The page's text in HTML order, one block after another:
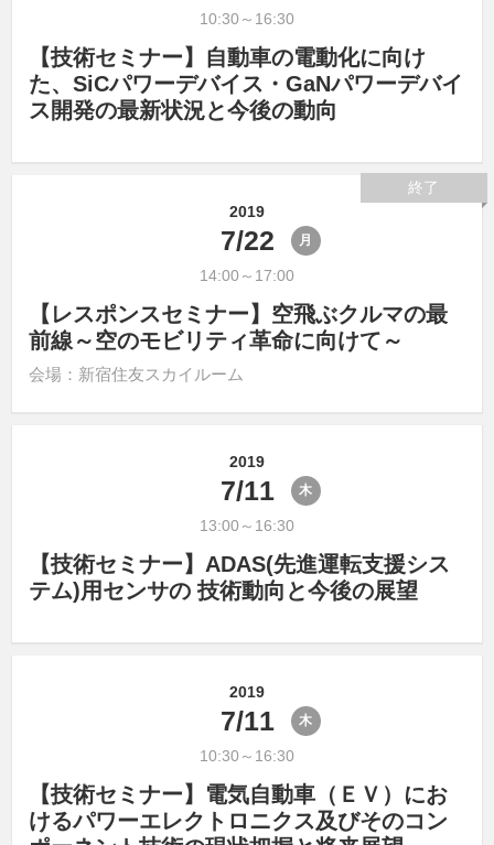
10:30～16:30
【技術セミナー】自動車の電動化に向け
た、SiCパワーデバイス・GaNパワーデバイ
ス開発の最新状況と今後の動向
2019
7/22 月
14:00～17:00
【レスポンスセミナー】空飛ぶクルマの最
前線～空のモビリティ革命に向けて～
会場：新宿住友スカイルーム
終了
2019
7/11 木
13:00～16:30
【技術セミナー】ADAS(先進運転支援シス
テム)用センサの 技術動向と今後の展望
2019
7/11 木
10:30～16:30
【技術セミナー】電気自動車（ＥＶ）にお
けるパワーエレクトロニクス及びそのコン